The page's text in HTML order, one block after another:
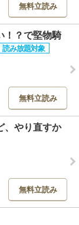
無料立読み
！？で堅物騎
無料立読み
、やり直すか
無料立読み